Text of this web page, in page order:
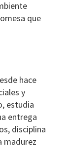
que
hace
y
estudia
entrega
disciplina
madurez